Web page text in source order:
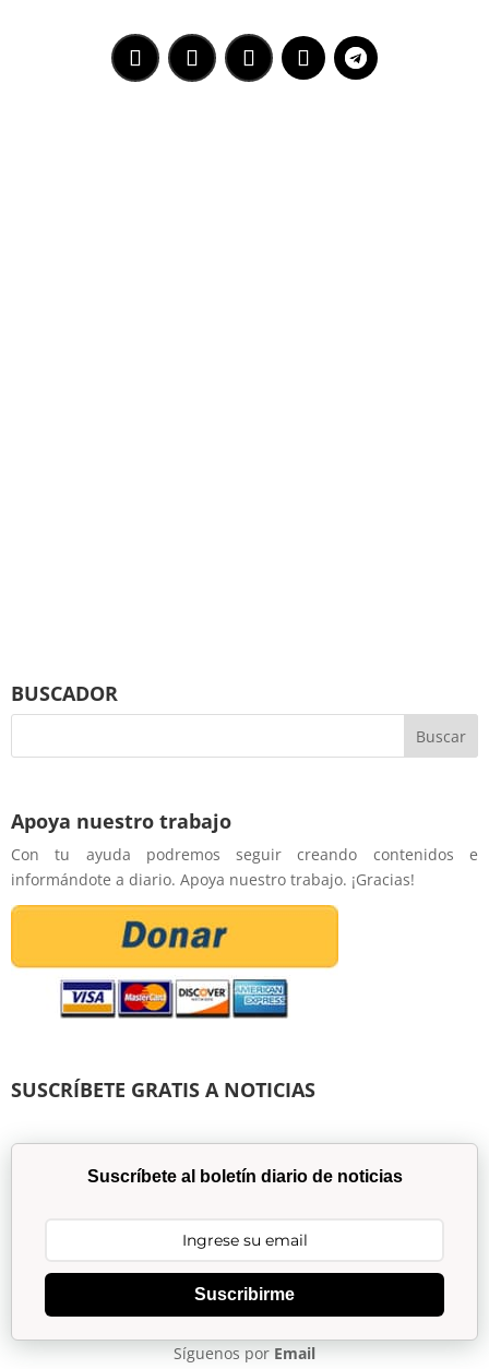
BUSCADOR
Apoya nuestro trabajo
Con tu ayuda podremos seguir creando contenidos e
informándote a diario. Apoya nuestro trabajo. ¡Gracias!
SUSCRÍBETE GRATIS A NOTICIAS
Suscríbete al boletín diario de noticias
Suscribirme
Síguenos por Email